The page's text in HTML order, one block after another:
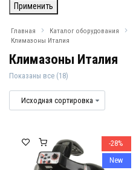
Главная Каталог оборудования
Климазоны Италия
Климазоны Италия
Показаны все (18)
-28%
New
Применить